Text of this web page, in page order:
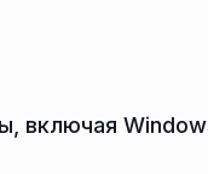
включая